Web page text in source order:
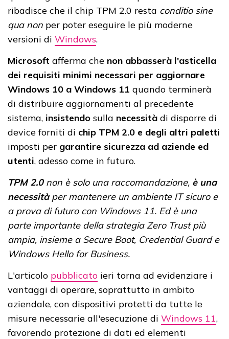
ribadisce che il chip TPM 2.0 resta conditio sine
qua non per poter eseguire le più moderne
versioni di Windows.
Microsoft afferma che non abbasserà l'asticella
dei requisiti minimi necessari per aggiornare
Windows 10 a Windows 11 quando terminerà
di distribuire aggiornamenti al precedente
sistema, insistendo sulla necessità di disporre di
device forniti di chip TPM 2.0 e degli altri paletti
imposti per garantire sicurezza ad aziende ed
utenti, adesso come in futuro.
TPM 2.0non è solo una raccomandazione, è una
necessitàper mantenere un ambiente IT sicuro e
a prova di futuro con Windows 11. Ed è una
parte importante della strategia Zero Trust più
ampia, insieme a Secure Boot, Credential Guard e
Windows Hello for Business.
L'articolo pubblicato ieri torna ad evidenziare i
vantaggi di operare, soprattutto in ambito
aziendale, con dispositivi protetti da tutte le
misure necessarie all'esecuzione di Windows 11,
favorendo protezione di dati ed elementi